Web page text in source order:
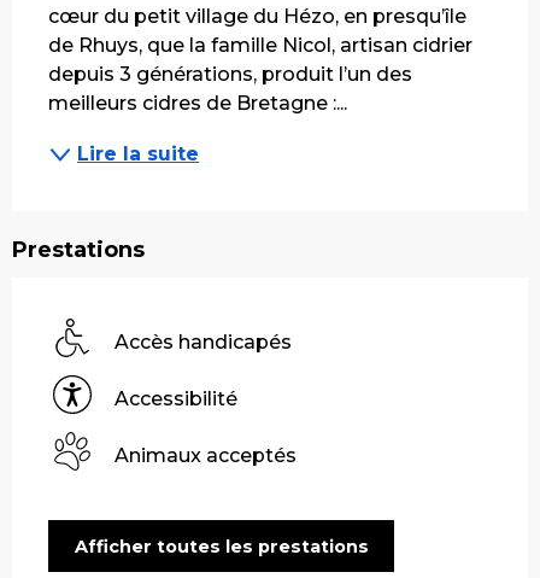
cœur du petit village du Hézo, en presqu’île
de Rhuys, que la famille Nicol, artisan cidrier
depuis 3 générations, produit l’un des
meilleurs cidres de Bretagne :...
Lire la suite
Prestations
Accès handicapés
Accessibilité
Animaux acceptés
Afficher toutes les prestations